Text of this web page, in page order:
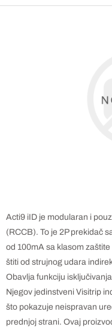
Acti9 iID je modularan i
(RCCB). To je 2P prekidač
od 100mA sa klasom
štiti od strujnog udara
Obavlja funkciju
Njegov jedinstveni Visitrip
što pokazuje neispravan
prednjoj strani. Ovaj